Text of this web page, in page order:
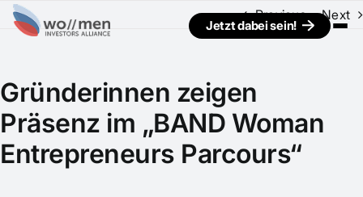
Jetzt dabei sein!
Previous Next
Gründerinnen zeigen
Präsenz im „BAND Woman
Entrepreneurs Parcours“